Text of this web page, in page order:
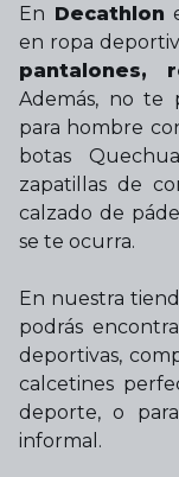
En Decathlon
en ropa
pantalones,
Además, no te
para hombre
botas
zapatillas de
calzado de
se te ocurra.
En nuestra
podrás
deportivas,
calcetines
deporte, o
informal.